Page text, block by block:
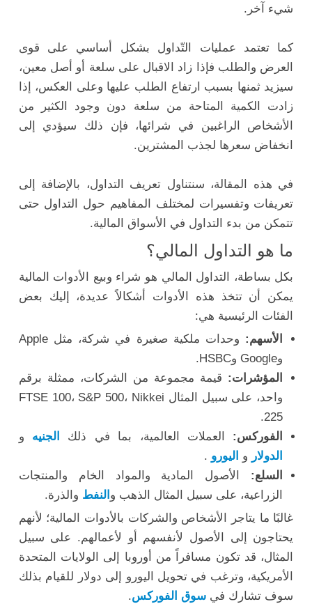
شيء آخر.
كما تعتمد عمليات التّداول بشكل أساسي على قوى
العرض والطلب فإذا زاد الاقبال على سلعة أو أصل معين،
سيزيد ثمنها بسبب ارتفاع الطلب عليها وعلى العكس، إذا
زادت الكمية المتاحة من سلعة دون وجود الكثير من
الأشخاص الراغبين في شرائها، فإن ذلك سيؤدي إلى
انخفاض سعرها لجذب المشترين.
في هذه المقالة، سنتناول تعريف التداول، بالإضافة إلى
تعريفات وتفسيرات لمختلف المفاهيم حول التداول حتى
تتمكن من بدء التداول في الأسواق المالية.
ما هو التداول المالي؟
بكل بساطة، التداول المالي هو شراء وبيع الأدوات المالية
يمكن أن تتخذ هذه الأدوات أشكالاً عديدة، إليك بعض
الفئات الرئيسية هي:
الأسهم:
وحدات ملكية صغيرة في شركة، مثل Apple
وGoogle وHSBC.
المؤشرات: قيمة مجموعة من الشركات، ممثلة برقم
واحد، على سبيل المثال FTSE 100، S&P 500، Nikkei
225.
الفوركس: العملات العالمية، بما في ذلك الجنيه و
الدولار و اليورو .
السلع: الأصول المادية والمواد الخام والمنتجات
الزراعية، على سبيل المثال الذهب و النفط والذرة.
غالبًا ما يتاجر الأشخاص والشركات بالأدوات المالية؛ لأنهم
يحتاجون إلى الأصول لأنفسهم أو لأعمالهم. على سبيل
المثال، قد تكون مسافراً من أوروبا إلى الولايات المتحدة
الأمريكية، وترغب في تحويل اليورو إلى دولار للقيام بذلك
سوف تشارك في سوق الفوركس.